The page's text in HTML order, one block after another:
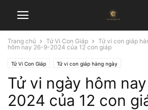
Trang chủ Tử Vi Con Giáp Tử vi con giáp
hôm nay 26-9-2024 của 12 con giáp
Tử Vi Con Giáp Tử vi con giáp hàng ngày
Tử vi ngày hôm
2024 của 12 con